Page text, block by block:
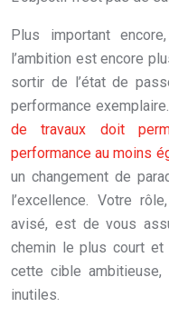
Plus important
l’ambition est encore
sortir de l’état de
performance
de travaux doit
performance au moins
un changement de
l’excellence. Votre
avisé, est de vous
chemin le plus court et
cette cible
inutiles.